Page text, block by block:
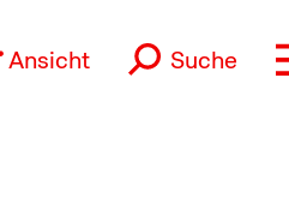
Ansicht Suche